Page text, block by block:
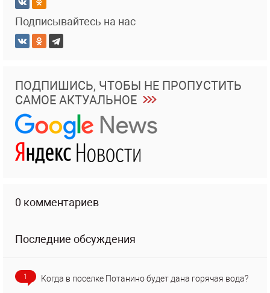
Подписывайтесь на нас
ПОДПИШИСЬ, ЧТОБЫ НЕ ПРОПУСТИТЬ
САМОЕ АКТУАЛЬНОЕ
0 комментариев
Последние обсуждения
1 Когда в поселке Потанино будет дана горячая вода?